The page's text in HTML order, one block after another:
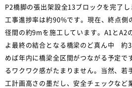
P2橋脚の張出架設全13ブロックを完了し
工事進捗率は約90%です。現在、終点側
径間の約9mを施工しています。A1とA2
よ最終の結合となる橋梁のど真ん中 約
めば年内に橋梁全区間がつながる予定で
るワクワク感がたまりません。当然、若
工計画高さの墨だし、安全チェックなど